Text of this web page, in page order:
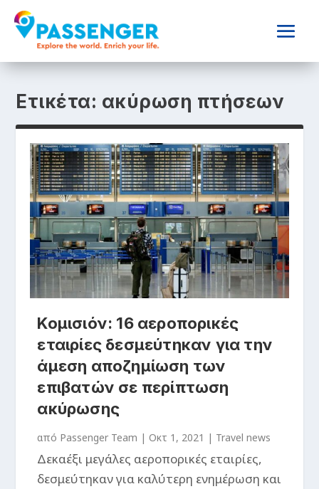
Ετικέτα: ακύρωση πτήσεων
Κομισιόν: 16 αεροπορικές
εταιρίες δεσμεύτηκαν για την
άμεση αποζημίωση των
επιβατών σε περίπτωση
ακύρωσης
από Passenger Team |Οκτ 1, 2021 | Travel news
Δεκαέξι μεγάλες αεροπορικές εταιρίες,
δεσμεύτηκαν για καλύτερη ενημέρωση και